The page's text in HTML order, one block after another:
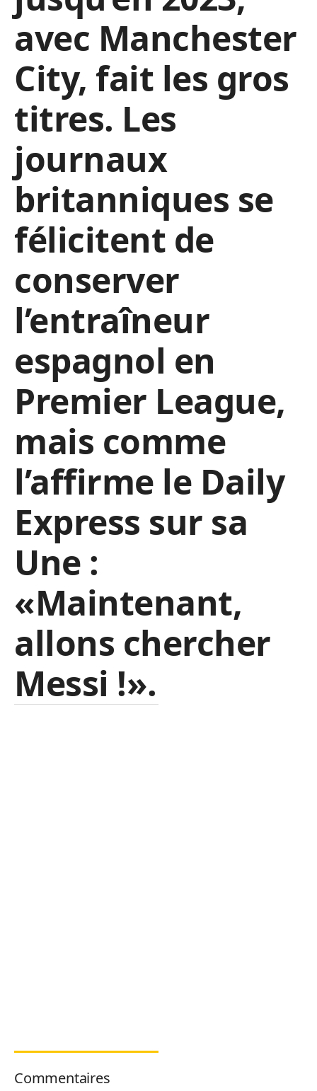
avec Manchester
City, fait les gros
titres. Les
journaux
britanniques se
félicitent de
conserver
l’entraîneur
espagnol en
Premier League,
mais comme
l’affirme le Daily
Express sur sa
Une :
«Maintenant,
allons chercher
Messi !».
Commentaires